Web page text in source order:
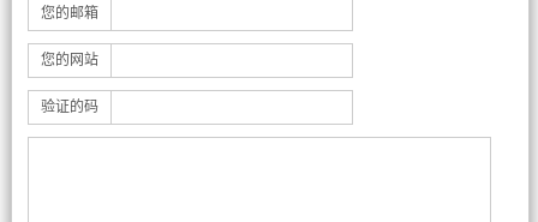
您的邮箱
您的网站
验证的码